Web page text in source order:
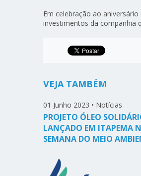
Em celebração ao
investimentos da companhia
VEJA TAMBÉM
01 Junho 2023 • Notícias
PROJETO ÓLEO
LANÇADO EM ITAPEMA
SEMANA DO MEIO